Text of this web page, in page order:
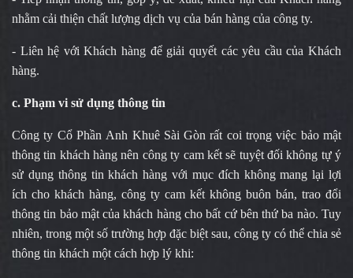
nhằm cải thiện chất lượng dịch vụ của bán hàng của công ty.
- Liên hệ với Khách hàng để giải quyết các yêu cầu của Khách
hàng.
c. Phạm vi sử dụng thông tin
Công ty Cổ Phần Anh Khuê Sài Gòn rất coi trọng việc bảo mật
thông tin khách hàng nên công ty cam kết sẽ tuyệt đối không tự ý
sử dụng thông tin khách hàng với mục đích không mang lại lợi
ích cho khách hàng, công ty cam kết không buôn bán, trao đổi
thông tin bảo mật của khách hàng cho bất cứ bên thứ ba nào. Tuy
nhiên, trong một số trường hợp đặc biệt sau, công ty có thể chia sẻ
thông tin khách một cách hợp lý khi: